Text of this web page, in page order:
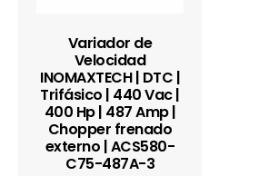
Variador de
Velocidad
INOMAXTECH | DTC |
Trifásico | 440 Vac |
400 Hp | 487 Amp |
Chopper frenado
externo | ACS580-
C75-487A-3